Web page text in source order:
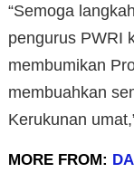
“Semoga
pengurus PWRI
membumikan
membuahkan
Kerukunan
MORE FROM: